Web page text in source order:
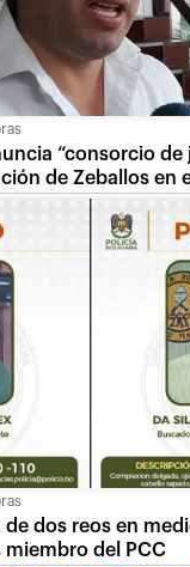
“consorcio de
de Zeballos en
dos reos en
miembro del PCC